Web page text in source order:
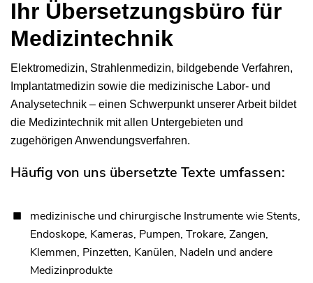
Ihr Übersetzungsbüro für
Medizintechnik
Elektromedizin, Strahlenmedizin, bildgebende Verfahren,
Implantatmedizin sowie die medizinische Labor- und
Analysetechnik – einen Schwerpunkt unserer Arbeit bildet
die Medizintechnik mit allen Untergebieten und
zugehörigen Anwendungsverfahren.
Häufig von uns übersetzte Texte umfassen:
medizinische und chirurgische Instrumente wie Stents,
Endoskope, Kameras, Pumpen, Trokare, Zangen,
Klemmen, Pinzetten, Kanülen, Nadeln und andere
Medizinprodukte